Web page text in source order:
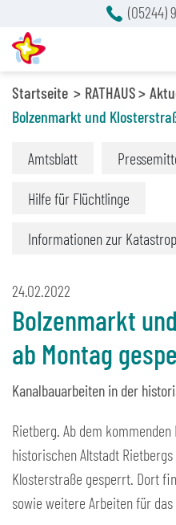
Startseite RATHAUS
Bolzenmarkt und
Amtsblatt
Hilfe für Flüchtlinge
Informationen zur
24.02.2022
Bolzenmarkt
ab Montag
Kanalbauarbeiten in der
Rietberg. Ab dem
historischen Altstadt
Klosterstraße gesperrt. Dort
sowie weitere Arbeiten für
(05244)